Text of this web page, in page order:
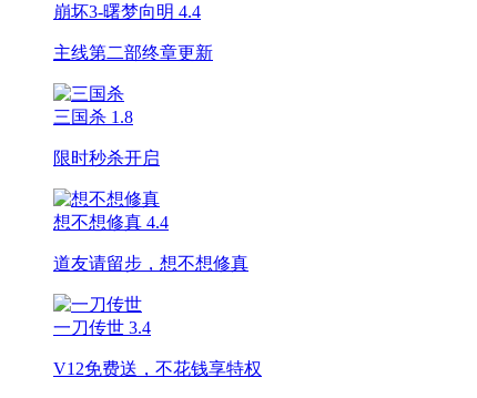
崩坏3-曙梦向明 4.4
主线第二部终章更新
三国杀 1.8
限时秒杀开启
想不想修真 4.4
道友请留步，想不想修真
一刀传世 3.4
V12免费送，不花钱享特权